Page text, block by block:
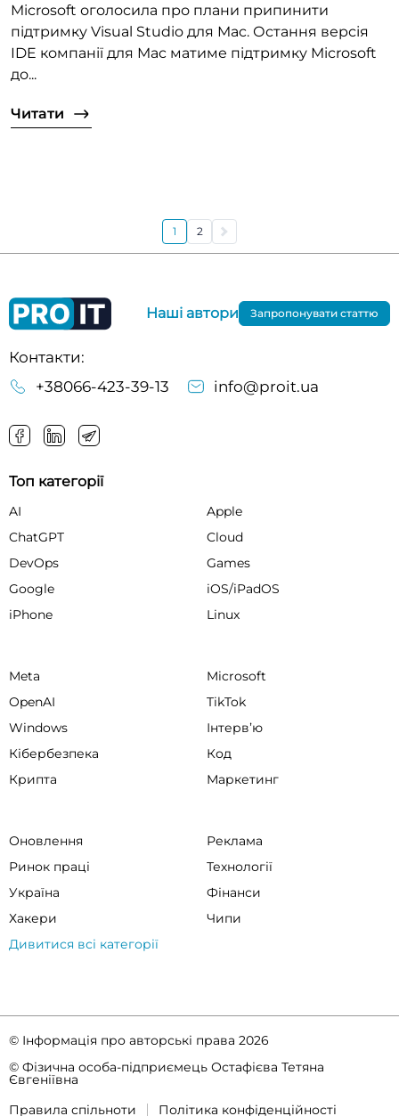
Microsoft оголосила про плани припинити
підтримку Visual Studio для Mac. Остання версія
IDE компанії для Mac матиме підтримку Microsoft
до...
Читати
1 2
Контакти:
+38066-423-39-13
info@proit.ua
Наші автори Запропонувати статтю
Топ категорії
AI
Apple
ChatGPT
Cloud
DevOps
Games
Google
iOS/iPadOS
iPhone
Linux
Meta
Microsoft
OpenAI
TikTok
Windows
Інтервʼю
Кібербезпека
Код
Крипта
Маркетинг
Оновлення
Реклама
Ринок праці
Технології
Україна
Фінанси
Хакери
Чипи
Дивитися всі категорії
© Інформація про авторські права 2026
© Фізична особа-підприємець Остафієва Тетяна
Євгеніївна
Правила спільноти
Політика конфіденційності